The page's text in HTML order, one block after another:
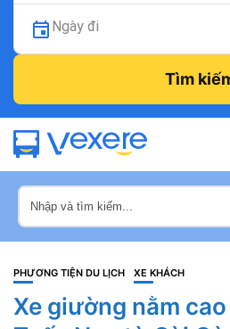
Ngày đi
Tìm
PHƯƠNG TIỆN DU LỊCH XE KHÁCH
Xe giường nằm